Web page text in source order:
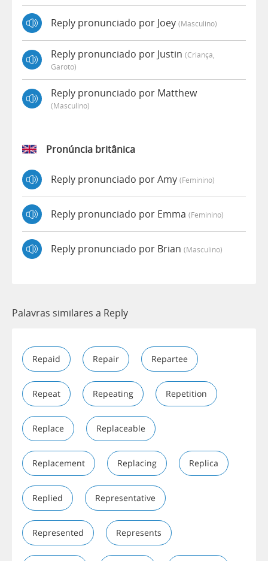
Reply pronunciado por Joey (masculino)
Reply pronunciado por Justin (criança,
Garoto)
Reply pronunciado por Matthew
(masculino)
Pronúncia britânica
Reply pronunciado por Amy (feminino)
Reply pronunciado por Emma (feminino)
Reply pronunciado por Brian (masculino)
Palavras similares a Reply
Repaid Repair Repartee
Repeat Repeating Repetition
Replace Replaceable
Replacement Replacing Replica
Replied Representative
Represented Represents